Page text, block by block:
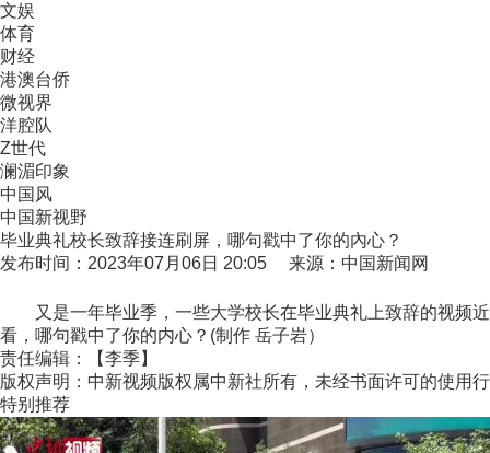
文娱
体育
财经
港澳台侨
微视界
洋腔队
Z世代
澜湄印象
中国风
中国新视野
毕业典礼校长致辞接连刷屏，哪句戳中了你的內心？
发布时间：2023年07月06日 20:05 来源：中国新闻网
又是一年毕业季，一些大学校长在毕业典礼上致辞的视频近
看，哪句戳中了你的内心？(制作 岳子岩）
责任编辑：【李季】
版权声明：中新视频版权属中新社所有，未经书面许可的使用
特别推荐